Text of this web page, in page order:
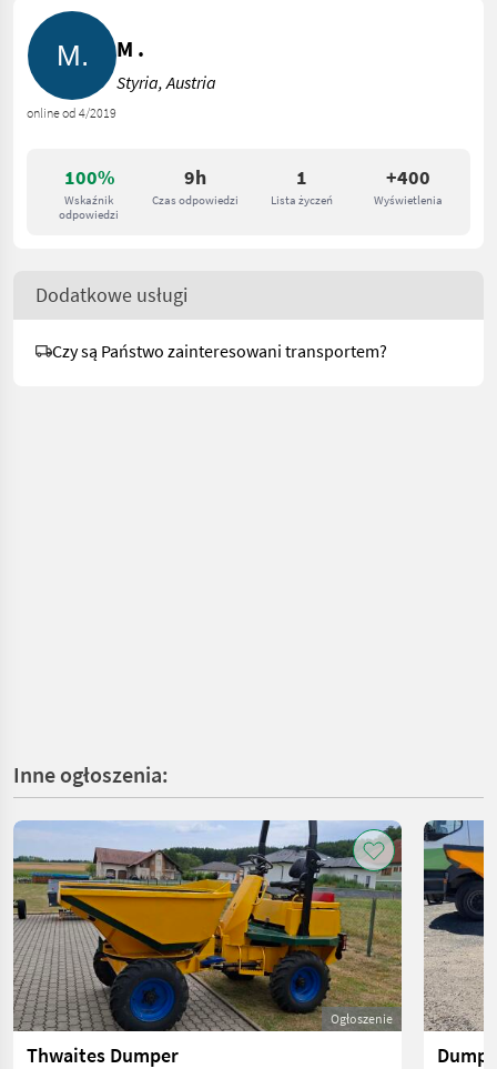
100%
Wskaźnik
odpowiedzi
9h
Czas odpowiedzi
1
Lista życzeń
+400
Wyświetlenia
online od 4/2019
M .
Styria, Austria
Dodatkowe usługi
Czy są Państwo zainteresowani transportem?
Inne ogłoszenia:
Ogłoszenie
Thwaites Dumper